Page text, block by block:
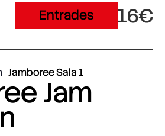
Entrades 16€
Jamboree Sala 1
Jam